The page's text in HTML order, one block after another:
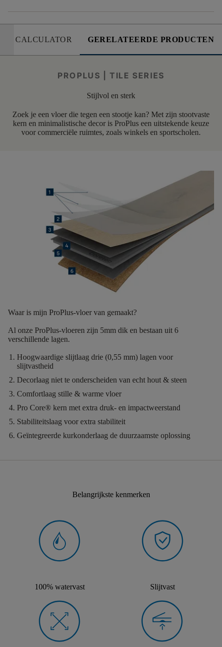
CALCULATOR GERELATEERDE PRODUCTEN
PROPLUS | TILE SERIES
Stijlvol en sterk
Zoek je een vloer die tegen een stootje kan? Met zijn stootvaste
kern en minimalistische decor is ProPlus een uitstekende keuze
voor commerciële ruimtes, zoals winkels en sportscholen.
Waar is mijn ProPlus-vloer van gemaakt?
Al onze ProPlus-vloeren zijn 5mm dik en bestaan uit 6
verschillende lagen.
Hoogwaardige slijtlaag drie (0,55 mm) lagen voor
slijtvastheid
Decorlaag niet te onderscheiden van echt hout & steen
Comfortlaag stille & warme vloer
Pro Core® kern met extra druk- en impactweerstand
Stabiliteitslaag voor extra stabiliteit
Geïntegreerde kurkonderlaag de duurzaamste oplossing
Belangrijkste kenmerken
100% watervast Slijtvast